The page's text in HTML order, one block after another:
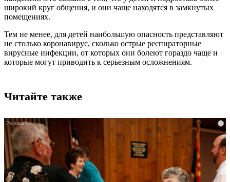
широкий круг общения, и они чаще находятся в замкнутых
помещениях.
Тем не менее, для детей наибольшую опасность представляют
не столько коронавирус, сколько острые респираторные
вирусные инфекции, от которых они болеют гораздо чаще и
которые могут приводить к серьезным осложнениям.
Читайте также
i